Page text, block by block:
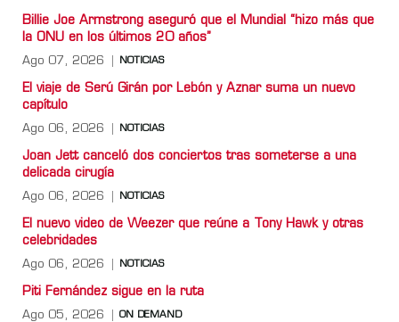
Billie Joe Armstrong aseguró que el Mundial “hizo más que
la ONU en los últimos 20 años”
Ago 07, 2026 NOTICIAS
El viaje de Serú Girán por Lebón y Aznar suma un nuevo
capítulo
Ago 06, 2026 NOTICIAS
Joan Jett canceló dos conciertos tras someterse a una
delicada cirugía
Ago 06, 2026 NOTICIAS
El nuevo video de Weezer que reúne a Tony Hawk y otras
celebridades
Ago 06, 2026 NOTICIAS
Piti Fernández sigue en la ruta
Ago 05, 2026 ON DEMAND